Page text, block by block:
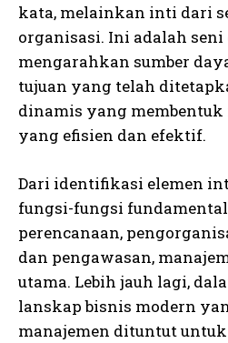
kata, melainkan inti dari
organisasi. Ini adalah
mengarahkan sumber
tujuan yang telah
dinamis yang
yang efisien dan efektif.
Dari identifikasi elemen
fungsi-fungsi
perencanaan,
dan pengawasan,
utama. Lebih jauh lagi,
lanskap bisnis modern
manajemen dituntut